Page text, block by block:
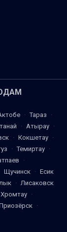
· Тараз
·
· Атырау ·
· Кокшетау ·
· Темиртау ·
·
Щучинск · Есик
·
Лисаковск
Хромтау ·
·